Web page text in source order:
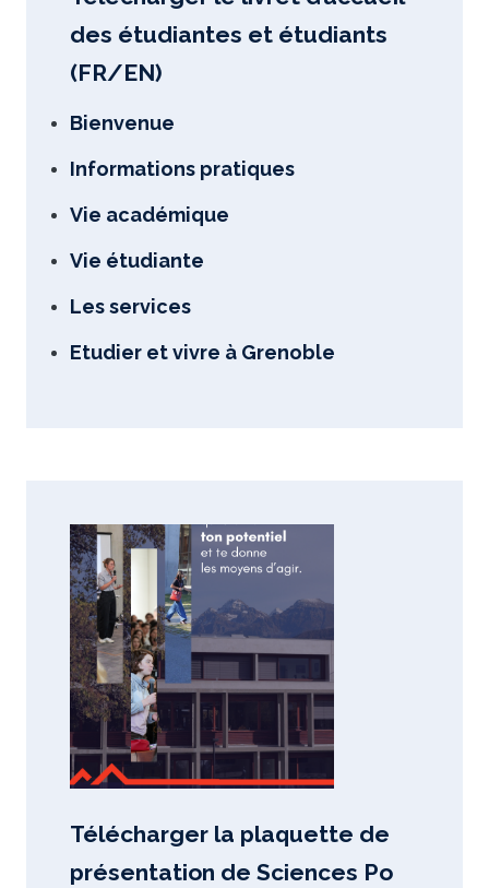
des étudiantes et étudiants
(FR/EN)
Bienvenue
Informations pratiques
Vie académique
Vie étudiante
Les services
Etudier et vivre à Grenoble
Télécharger la plaquette de
présentation de Sciences Po